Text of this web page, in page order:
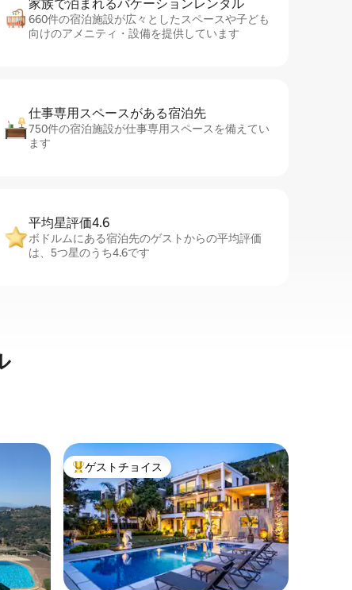
家族で泊まれるバ⁠ケ⁠ー⁠シ⁠ョ⁠ンレ⁠ン⁠タ⁠ル
660件の宿泊施設が広々としたスペースや子ども
向けのアメニティ・設備を提供しています
仕事専用ス⁠ペ⁠ー⁠スがあ⁠る宿⁠泊⁠先
750件の宿泊施設が仕事専用スペースを備えてい
ます
平均星評価4.6
ボドルムにある宿泊先のゲストからの平均評価
は、5つ星のうち4.6です
大好評のゲストチョイスです。
ゲストチョイス